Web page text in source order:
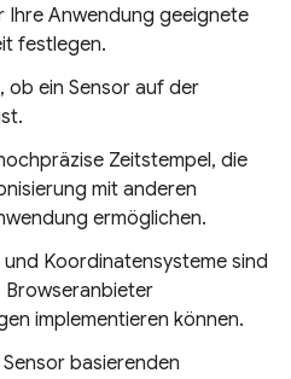
Ihre Anwendung geeignete
festlegen.
ob ein Sensor auf der
Zeitstempel, die
mit anderen
ermöglichen.
Koordinatensysteme sind
implementieren können.
basierenden